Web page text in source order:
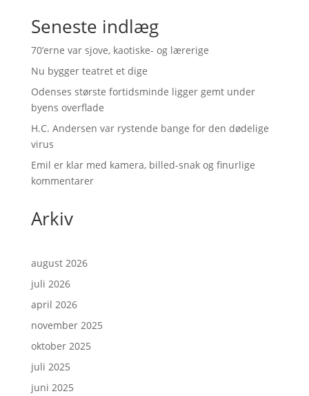
Seneste indlæg
70’erne var sjove, kaotiske- og lærerige
Nu bygger teatret et dige
Odenses største fortidsminde ligger gemt under
byens overflade
H.C. Andersen var rystende bange for den dødelige
virus
Emil er klar med kamera, billed-snak og finurlige
kommentarer
Arkiv
august 2026
juli 2026
april 2026
november 2025
oktober 2025
juli 2025
juni 2025